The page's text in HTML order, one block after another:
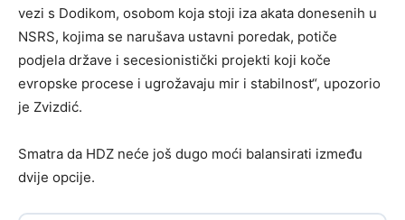
vezi s Dodikom, osobom koja stoji iza akata donesenih u
NSRS, kojima se narušava ustavni poredak, potiče
podjela države i secesionistički projekti koji koče
evropske procese i ugrožavaju mir i stabilnost“, upozorio
je Zvizdić.
Smatra da HDZ neće još dugo moći balansirati između
dvije opcije.